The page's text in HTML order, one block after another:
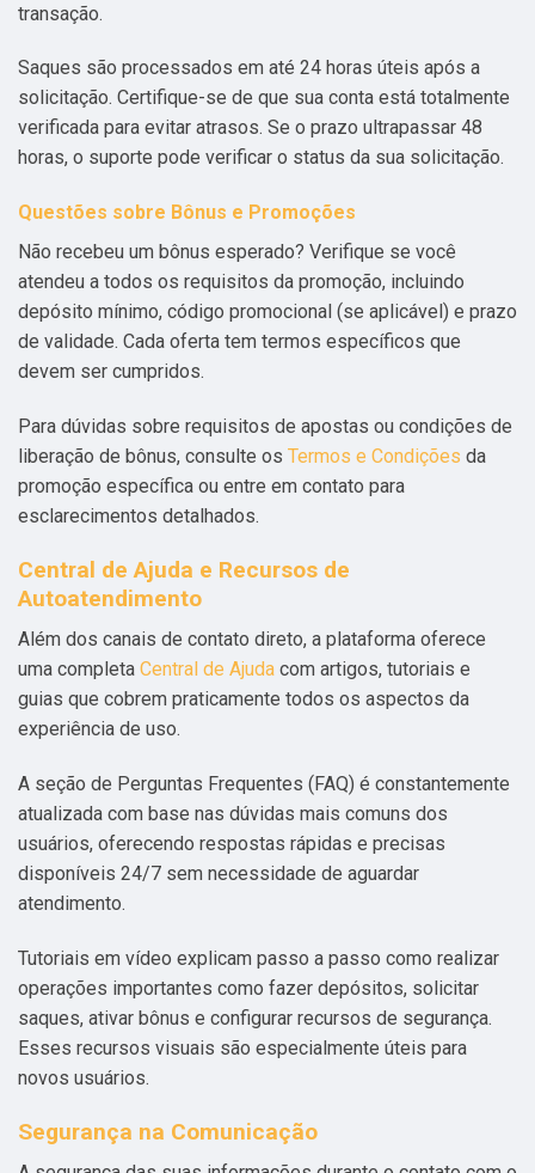
transação.
Saques são processados em até 24 horas úteis após a
solicitação. Certifique-se de que sua conta está totalmente
verificada para evitar atrasos. Se o prazo ultrapassar 48
horas, o suporte pode verificar o status da sua solicitação.
Questões sobre Bônus e Promoções
Não recebeu um bônus esperado? Verifique se você
atendeu a todos os requisitos da promoção, incluindo
depósito mínimo, código promocional (se aplicável) e prazo
de validade. Cada oferta tem termos específicos que
devem ser cumpridos.
Para dúvidas sobre requisitos de apostas ou condições de
liberação de bônus, consulte os Termos e Condições da
promoção específica ou entre em contato para
esclarecimentos detalhados.
Central de Ajuda e Recursos de
Autoatendimento
Além dos canais de contato direto, a plataforma oferece
uma completa Central de Ajuda com artigos, tutoriais e
guias que cobrem praticamente todos os aspectos da
experiência de uso.
A seção de Perguntas Frequentes (FAQ) é constantemente
atualizada com base nas dúvidas mais comuns dos
usuários, oferecendo respostas rápidas e precisas
disponíveis 24/7 sem necessidade de aguardar
atendimento.
Tutoriais em vídeo explicam passo a passo como realizar
operações importantes como fazer depósitos, solicitar
saques, ativar bônus e configurar recursos de segurança.
Esses recursos visuais são especialmente úteis para
novos usuários.
Segurança na Comunicação